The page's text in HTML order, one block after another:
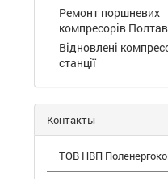
Ремонт поршневих
компресорів
Відновлені
станції
Контакты
ТОВ НВП